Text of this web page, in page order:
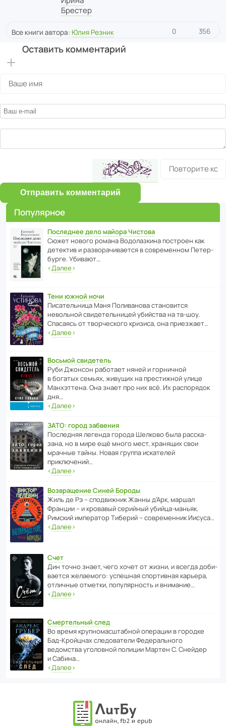
Брестер
Все книги автора: Юлия Резник 0 356
Оставить комментарий
Отправить комментарий
Популярное
Последнее дело майора Чистова
Сюжет нового романа Водо­ла­з­кина пост­роен как
дете­ктив и разво­ра­чи­ва­ется в совре­менном Пете­р­
бурге. Убивают…
‹Далее›
Тени южной ночи
Писа­тель­ница Маня Поли­ва­нова стано­вится
невольной свиде­тель­ницей убийства на тв-шоу.
Спасаясь от твор­че­с­кого кризиса, она приезжает…
‹Далее›
Восьмой свидетель
Руби Джонсон рабо­тает няней и горни­чной
в богатых семьях, живущих на прес­ти­жной улице
Манх­эт­тена. Она знает про них всё. Их распо­рядок
дня…
‹Далее›
ЗАТО: город забвения
После­дняя легенда города Шелково была расска­
зана, но в мире ещё много мест, хранящих свои
мрачные тайны. Новая группа иска­телей
приключений…
‹Далее›
Возвращение Синей Бороды
Жиль де Рэ – спод­ви­жник Жанны д’Арк, маршал
Франции – и кровавый серийный убийца-маньяк.
Римский импе­ратор Тиберий – совре­менник Иисуса…
‹Далее›
Счет
Дин точно знает, чего хочет от жизни, и всегда доби­
ва­ется жела­е­мого: успе­шная спор­ти­вная карьера,
отли­чные отметки, попу­ля­р­ность и внимание…
‹Далее›
Смертельный след
Во время круп­но­мас­ш­та­бной операции в городке
Бад‑Крой­цнах следо­ва­тели Феде­раль­ного
ведомства уголо­вной полиции Мартен С. Снейдер
и Сабина…
‹Далее›